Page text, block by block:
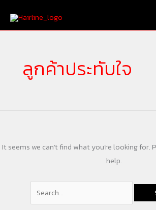
content
ลูกค้าประทับใจ
It seems we can’t find what you’re looking for.
help.
for: